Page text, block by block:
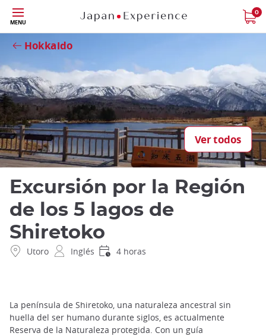
Tamaño
MENU
0
Hokkaido
Ver todos
Close
Excursión por la Región
de los 5 lagos de
Shiretoko
Utoro Inglés 4 horas
La península de Shiretoko, una naturaleza ancestral sin
huella del ser humano durante siglos, es actualmente
Reserva de la Naturaleza protegida. Con un guía